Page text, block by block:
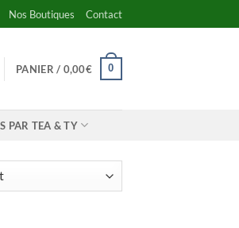
Nos Boutiques Contact
PANIER / 0,00€ 0
PAR TEA & TY